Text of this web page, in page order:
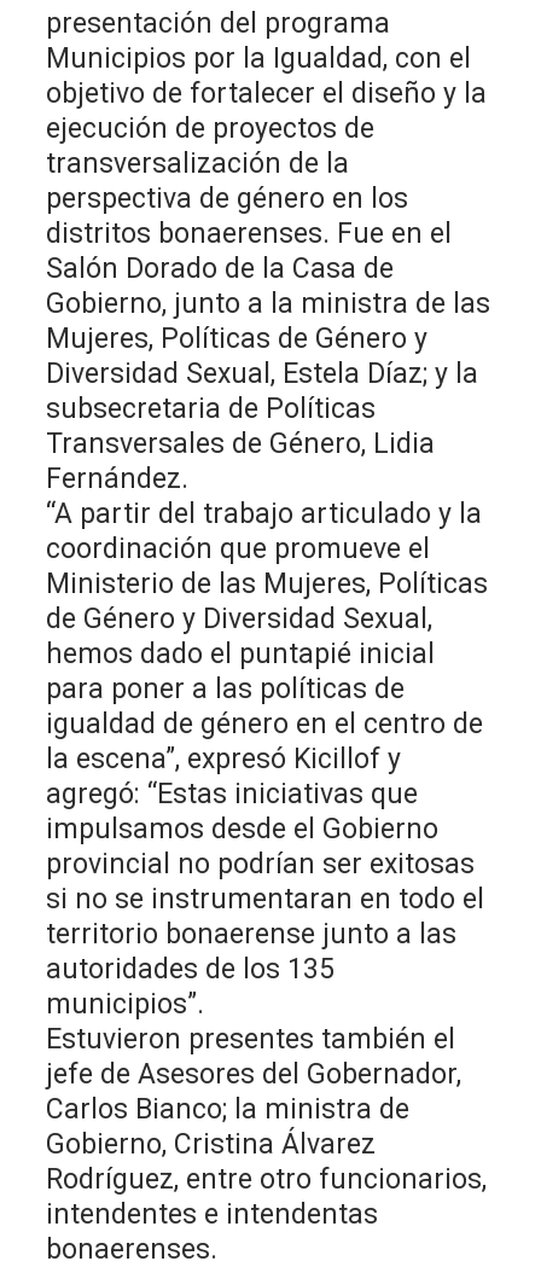
presentación del programa
Municipios por la Igualdad, con el
objetivo de fortalecer el diseño y la
ejecución de proyectos de
transversalización de la
perspectiva de género en los
distritos bonaerenses. Fue en el
Salón Dorado de la Casa de
Gobierno, junto a la ministra de las
Mujeres, Políticas de Género y
Diversidad Sexual, Estela Díaz; y la
subsecretaria de Políticas
Transversales de Género, Lidia
Fernández.
“A partir del trabajo articulado y la
coordinación que promueve el
Ministerio de las Mujeres, Políticas
de Género y Diversidad Sexual,
hemos dado el puntapié inicial
para poner a las políticas de
igualdad de género en el centro de
la escena”, expresó Kicillof y
agregó: “Estas iniciativas que
impulsamos desde el Gobierno
provincial no podrían ser exitosas
si no se instrumentaran en todo el
territorio bonaerense junto a las
autoridades de los 135
municipios”.
Estuvieron presentes también el
jefe de Asesores del Gobernador,
Carlos Bianco; la ministra de
Gobierno, Cristina Álvarez
Rodríguez, entre otro funcionarios,
intendentes e intendentas
bonaerenses.